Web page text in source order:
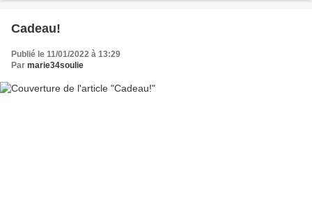
Cadeau!
Publié le 11/01/2022 à 13:29
Par marie34soulie